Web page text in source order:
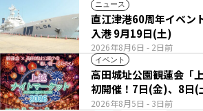
ニュース
2026年8月6日 - 2日前
直江津港60周年イベン
入港 9月19日(土)
イベント
2026年8月5日 - 3日前
高田城址公園観蓮会「
初開催！7日(金)、8日(